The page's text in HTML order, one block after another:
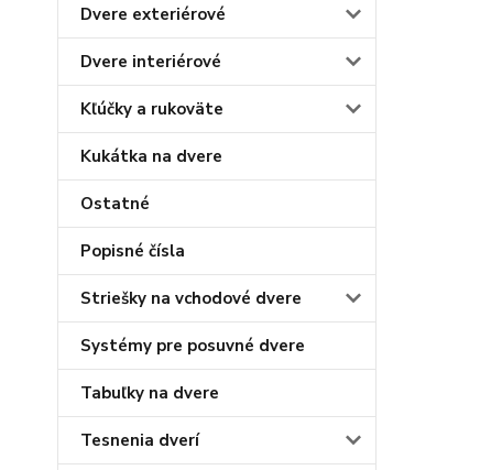
Dvere exteriérové
Dvere interiérové
Kľúčky a rukoväte
Kukátka na dvere
Ostatné
Popisné čísla
Striešky na vchodové dvere
Systémy pre posuvné dvere
Tabuľky na dvere
Tesnenia dverí